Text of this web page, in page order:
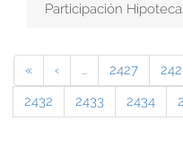
Participación
« ‹ … 2427
2432
2433 2434